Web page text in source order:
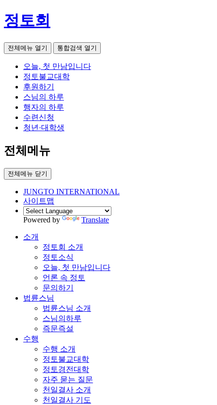
정토회
전체메뉴 열기 통합검색 열기
오늘, 첫 만남입니다
정토불교대학
후원하기
스님의 하루
행자의 하루
수련신청
청년·대학생
전체메뉴
전체메뉴 닫기
JUNGTO INTERNATIONAL
사이트맵
Powered by Translate
소개
정토회 소개
정토소식
오늘, 첫 만남입니다
언론 속 정토
문의하기
법륜스님
법륜스님 소개
스님의하루
즉문즉설
수행
수행 소개
정토불교대학
정토경전대학
자주 묻는 질문
천일결사 소개
천일결사 기도